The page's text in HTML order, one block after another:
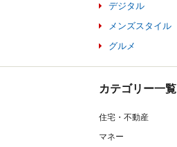
デジタル
メンズスタイル
グルメ
カテゴリー一覧
住宅・不動産
マネー